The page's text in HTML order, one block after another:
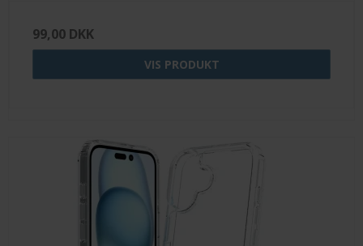
99,00 DKK
VIS PRODUKT